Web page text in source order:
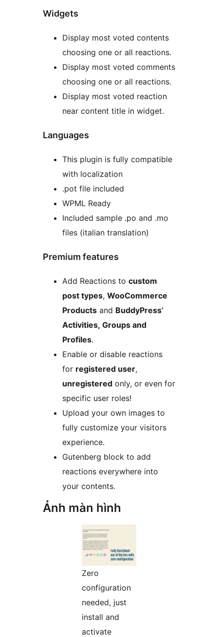
Widgets
Display most voted contents
choosing one or all reactions.
Display most voted comments
choosing one or all reactions.
Display most voted reaction
near content title in widget.
Languages
This plugin is fully compatible
with localization
.pot file included
WPML Ready
Included sample .po and .mo
files (italian translation)
Premium features
Add Reactions to custom
post types, WooCommerce
Products and BuddyPress’
Activities, Groups and
Profiles.
Enable or disable reactions
for registered user,
unregistered only, or even for
specific user roles!
Upload your own images to
fully customize your visitors
experience.
Gutenberg block to add
reactions everywhere into
your contents.
Ảnh màn hình
Zero
configuration
needed, just
install and
activate